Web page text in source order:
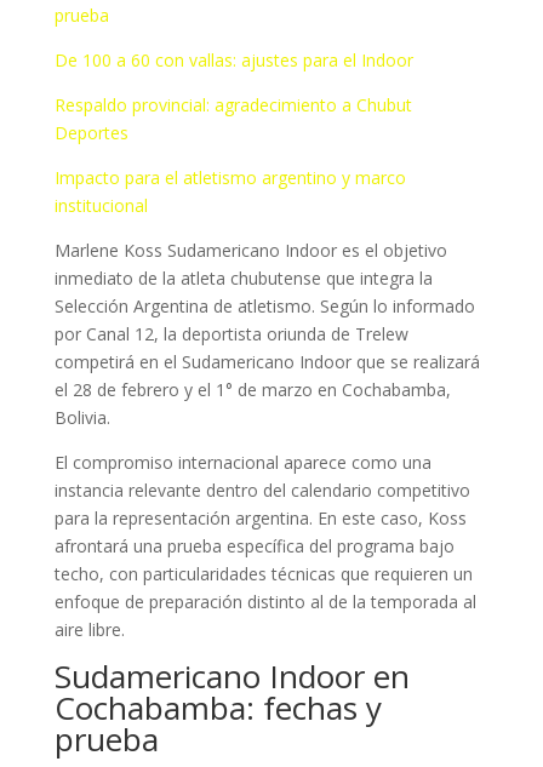
prueba
De 100 a 60 con vallas: ajustes para el Indoor
Respaldo provincial: agradecimiento a Chubut
Deportes
Impacto para el atletismo argentino y marco
institucional
Marlene Koss Sudamericano Indoor es el objetivo
inmediato de la atleta chubutense que integra la
Selección Argentina de atletismo. Según lo informado
por Canal 12, la deportista oriunda de Trelew
competirá en el Sudamericano Indoor que se realizará
el 28 de febrero y el 1° de marzo en Cochabamba,
Bolivia.
El compromiso internacional aparece como una
instancia relevante dentro del calendario competitivo
para la representación argentina. En este caso, Koss
afrontará una prueba específica del programa bajo
techo, con particularidades técnicas que requieren un
enfoque de preparación distinto al de la temporada al
aire libre.
Sudamericano Indoor en
Cochabamba: fechas y
prueba